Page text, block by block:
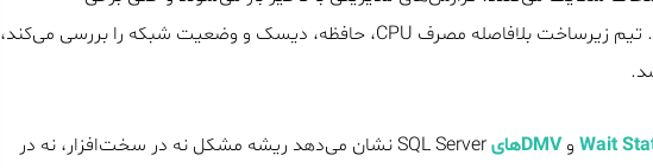
درخواست‌ها با Timeout پایان می‌یابند. تیم زیرساخت بلافاصله مصرف CPU، حافظه، دیسک و وضعیت شبکه را بررسی می‌کند،
Wait وDMVهای
SQL Server نشان می‌دهد ریشه مشکل نه در سخت‌افزار، نه در